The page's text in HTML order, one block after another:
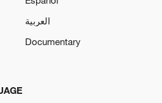
العربية
Documentary